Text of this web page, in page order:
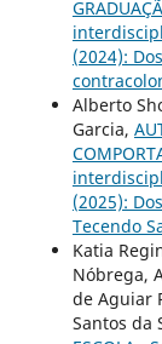
(2024):
Alberto
Garcia,
(2025):
Tecendo
Katia
Nóbrega,
de Aguiar
Santos da